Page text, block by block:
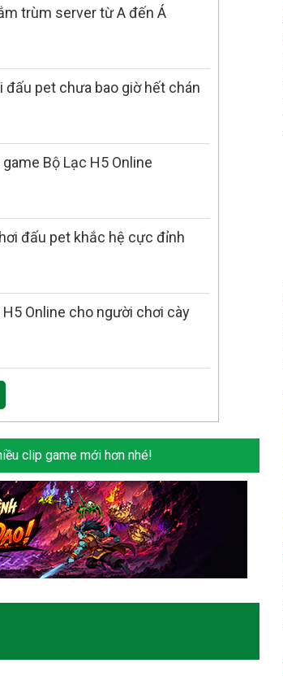
trùm server từ A đến Á
đấu pet chưa bao giờ hết chán
Bộ Lạc H5 Online
đấu pet khắc hệ cực đỉnh
Online cho người chơi cày
clip game mới hơn nhé!